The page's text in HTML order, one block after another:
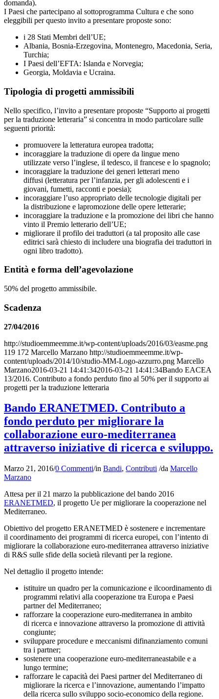
domanda).
I Paesi che partecipano al sottoprogramma Cultura e che sono
eleggibili per questo invito a presentare proposte sono:
i 28 Stati Membri dell’UE;
Albania, Bosnia-Erzegovina, Montenegro, Macedonia, Seria,
Turchia;
I Paesi dell’EFTA: Islanda e Norvegia;
Georgia, Moldavia e Ucraina.
Tipologia di progetti ammissibili
Nello specifico, l’invito a presentare proposte “Supporto ai progetti
per la traduzione letteraria” si concentra in modo particolare sulle
seguenti priorità:
promuovere la letteratura europea tradotta;
incoraggiare la traduzione di opere da lingue meno
utilizzate verso l’inglese, il tedesco, il francese e lo spagnolo;
incoraggiare la traduzione dei generi letterari meno
diffusi (letteratura per l’infanzia, per gli adolescenti e i
giovani, fumetti, racconti e poesia);
incoraggiare l’uso appropriato delle tecnologie digitali per
la distribuzione e lapromozione delle opere letterarie;
incoraggiare la traduzione e la promozione dei libri che hanno
vinto il Premio letterario dell’UE;
migliorare il profilo dei traduttori (a tal proposito alle case
editrici sarà chiesto di includere una biografia dei traduttori in
ogni libro tradotto).
Entità e forma dell’agevolazione
50% del progetto ammissibile.
Scadenza
27/04/2016
http://studioemmeemme.it/wp-content/uploads/2016/03/easme.png
119 172 Marcello Marzano http://studioemmeemme.it/wp-
content/uploads/2014/10/studio-MM-Logo-azzurro.png Marcello
Marzano2016-03-21 14:41:342016-03-21 14:41:34Bando EACEA
13/2016. Contributo a fondo perduto fino al 50% per il supporto ai
progetti per la traduzione letteraria
Bando ERANETMED. Contributo a
fondo perduto per migliorare la
collaborazione euro-mediterranea
attraverso iniziative di ricerca e sviluppo.
Marzo 21, 2016/0 Commenti/in Bandi, Contributi /da Marcello
Marzano
Attesa per il 21 marzo la pubblicazione del bando 2016
ERANETMED, il progetto Ue per migliorare la cooperazione nel
Mediterraneo.
Obiettivo del progetto ERANETMED è sostenere e incrementare
il coordinamento dei programmi di ricerca europei, con l’intento di
migliorare la collaborazione euro-mediterranea attraverso iniziative
di R&S sulle sfide della società rilevanti per la regione.
Nel dettaglio il progetto intende:
istituire un quadro per la comunicazione e ilcoordinamento di
programmi relativi alla cooperazione tra Europa e Paesi
partner del Mediterraneo;
rafforzare la cooperazione euro-mediterranea in ambito
di ricerca e innovazione attraverso la promozione di attività
congiunte;
sviluppare procedure e meccanismi difinanziamento comuni
tra i partner;
sostenere una cooperazione euro-mediterraneastabile e a
lungo termine;
rafforzare le capacità dei Paesi partner del Mediterraneo di
migliorare la ricerca e l’innovazione, aumentando l’impatto
della ricerca sullo sviluppo socio-economico della regione.